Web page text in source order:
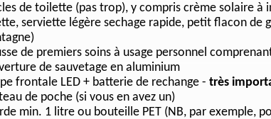
de toilette (pas trop), y compris crème solaire
serviette légère sechage rapide, petit flacon de
de premiers soins à usage personnel
de sauvetage en aluminium
frontale LED + batterie de rechange - très
de poche (si vous en avez un)
min. 1 litre ou bouteille PET (NB, par exemple,